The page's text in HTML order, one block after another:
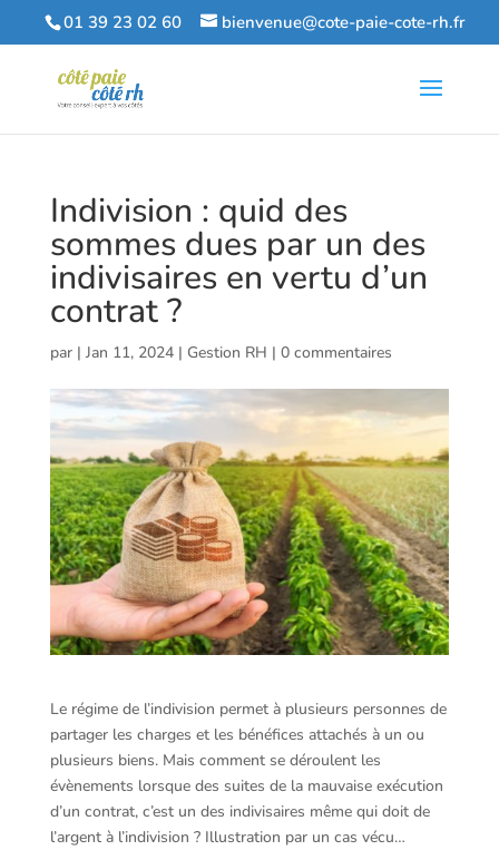
01 39 23 02 60 bienvenue@cote-paie-cote-rh.fr
Indivision : quid des
sommes dues par un des
indivisaires en vertu d’un
contrat ?
par | Jan 11, 2024| Gestion RH | 0 commentaires
Le régime de l’indivision permet à plusieurs personnes de
partager les charges et les bénéfices attachés à un ou
plusieurs biens. Mais comment se déroulent les
évènements lorsque des suites de la mauvaise exécution
d’un contrat, c’est un des indivisaires même qui doit de
l’argent à l’indivision ? Illustration par un cas vécu…